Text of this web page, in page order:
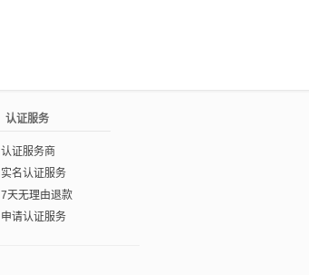
认证服务
认证服务商
实名认证服务
7天无理由退款
申请认证服务